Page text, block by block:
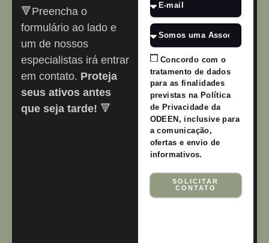
🔻Preencha o
formulário ao lado e
um de nossos
especialistas irá entrar
em contato. Proteja
seus ativos antes
que seja tarde! 🔻
Concordo com o
tratamento de dados
para as finalidades
previstas na Política
de Privacidade da
ODEEN, inclusive para
a comunicação,
ofertas e envio de
informativos.
SOLICITAR
CONTATO